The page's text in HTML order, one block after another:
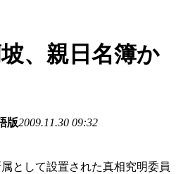
、親日名簿か
版2009.11.30 09:32
として設置された真相究明委員